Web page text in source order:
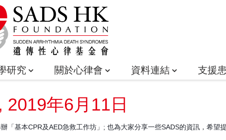
研究 關於心律會 資料連結 支援
2019年6月11日
「基本CPR及AED急救工作坊」; 也為大家分享一些SADS的資訊，希望